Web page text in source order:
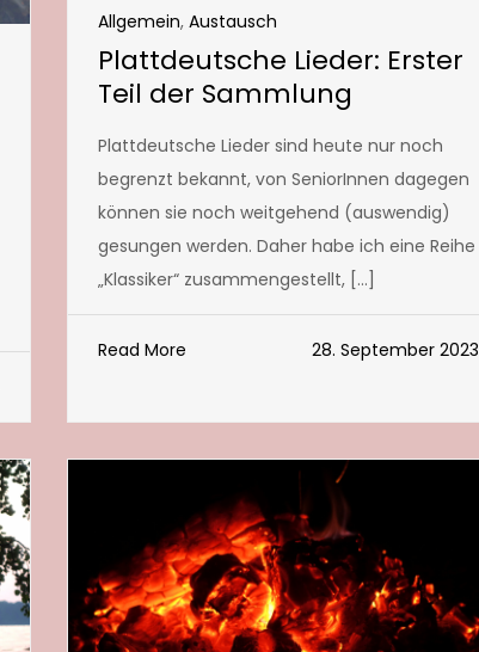
Allgemein, Austausch
Plattdeutsche Lieder: Erster
Teil der Sammlung
Plattdeutsche Lieder sind heute nur noch
begrenzt bekannt, von SeniorInnen dagegen
können sie noch weitgehend (auswendig)
gesungen werden. Daher habe ich eine Reihe
„Klassiker“ zusammengestellt, […]
Read More 28. September 2023